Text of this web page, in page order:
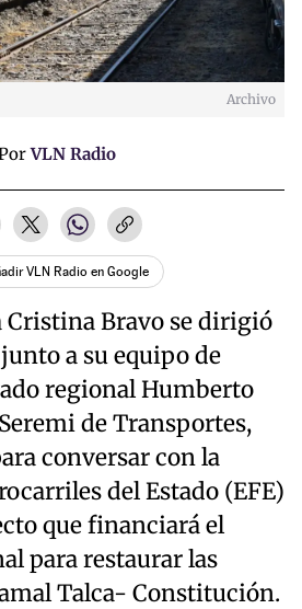
Archivo
VLN Radio
VLN Radio en Google
Cristina Bravo se dirigió
a su equipo de
regional Humberto
de Transportes,
conversar con la
del Estado (EFE)
que financiará el
para restaurar las
Talca- Constitución.